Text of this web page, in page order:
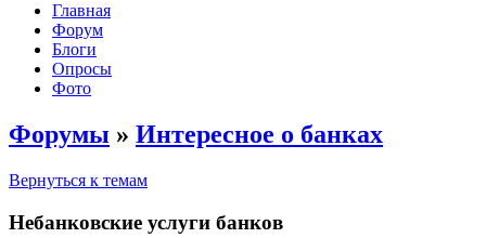
Главная
Форум
Блоги
Опросы
Фото
Форумы » Интересное о банках
Вернуться к темам
Небанковские услуги банков